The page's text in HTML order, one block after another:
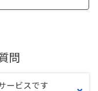
問
ービスです